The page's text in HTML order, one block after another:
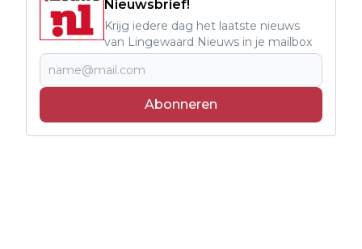
Nieuwsbrief!
Krijg iedere dag het laatste nieuws
van Lingewaard Nieuws in je mailbox
Abonneren